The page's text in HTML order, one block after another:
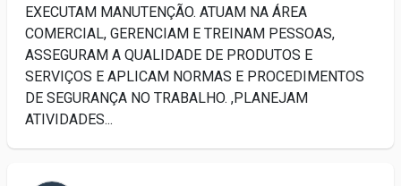
EXECUTAM MANUTENÇÃO. ATUAM NA ÁREA
COMERCIAL, GERENCIAM E TREINAM PESSOAS,
ASSEGURAM A QUALIDADE DE PRODUTOS E
SERVIÇOS E APLICAM NORMAS E PROCEDIMENTOS
DE SEGURANÇA NO TRABALHO. ,PLANEJAM
ATIVIDADES...